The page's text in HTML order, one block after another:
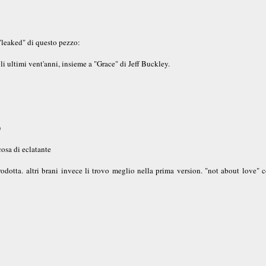
di questo pezzo:
ultimi vent'anni, insieme a "Grace" di Jeff Buckley.
di eclatante
altri brani invece li trovo meglio nella prima version. "not about love"